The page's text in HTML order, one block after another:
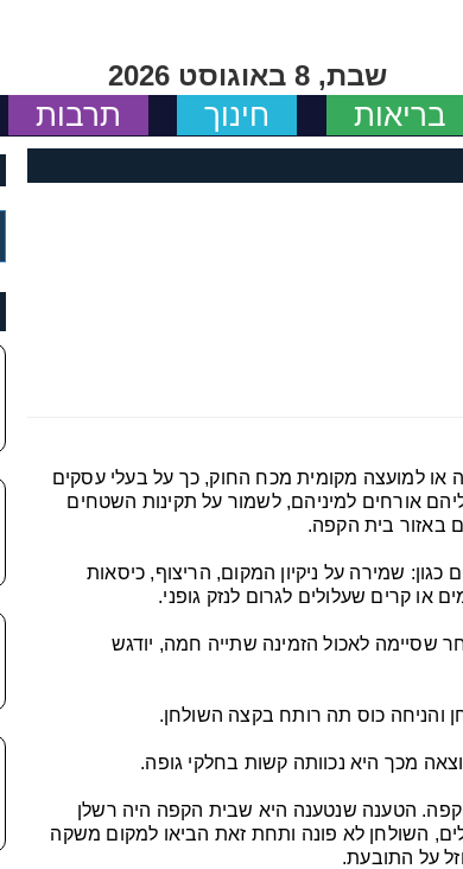
שבת, 8 באוגוסט 2026
בריאות חינוך תרבות
או למועצה מקומית מכח החוק, כך על בעלי עסקים
אורחים למיניהם, לשמור על תקינות השטחים
באזור בית הקפה.
שמירה על ניקיון המקום, הריצוף, כיסאות
או קרים שעלולים לגרום לנזק גופני.
שסיימה לאכול הזמינה שתייה חמה, יודגש
והניחה כוס תה רותח בקצה השולחן.
מכך היא נכוותה קשות בחלקי גופה.
הטענה שנטענה היא שבית הקפה היה רשלן
השולחן לא פונה ותחת זאת הביאו למקום משקה
על התובעת.